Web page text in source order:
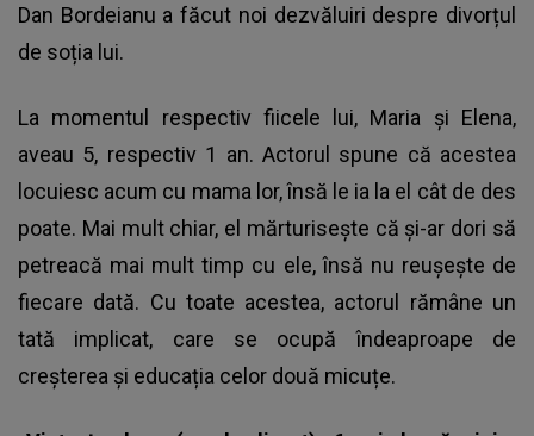
Dan Bordeianu a făcut noi dezvăluiri despre divorțul
de soția lui.
La momentul respectiv fiicele lui, Maria și Elena,
aveau 5, respectiv 1 an. Actorul spune că acestea
locuiesc acum cu mama lor, însă le ia la el cât de des
poate. Mai mult chiar, el mărturisește că și-ar dori să
petreacă mai mult timp cu ele, însă nu reușește de
fiecare dată. Cu toate acestea, actorul rămâne un
tată implicat, care se ocupă îndeaproape de
creșterea și educația celor două micuțe.